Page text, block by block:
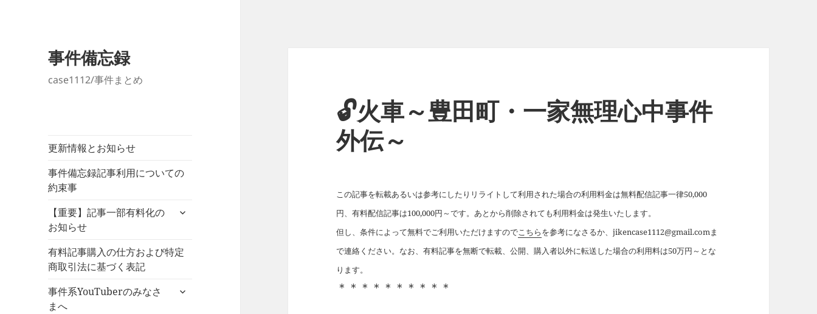
事件備忘録
case1112/事件まとめ
更新情報とお知らせ
事件備忘録記事利用についての
約束事
【重要】記事一部有料化の
お知らせ
サ
ニ
を
有料記事購入の仕方および特定
商取引法に基づく表記
事件系YouTuberのみなさ
まへ
サ
🔓火車～豊田町・一家無理心中事件
外伝～
この記事を転載あるいは参考にしたりリライトして利用された場合の利用料金は無料配信記事一律50,000
円、有料配信記事は100,000円～です。あとから削除されても利用料金は発生いたします。
但し、条件によって無料でご利用いただけますのでこちらを参考になさるか、jikencase1112@gmail.comま
で連絡ください。なお、有料記事を無断で転載、公開、購入者以外に転送した場合の利用料は50万円～とな
ります。
＊＊＊＊＊＊＊＊＊＊